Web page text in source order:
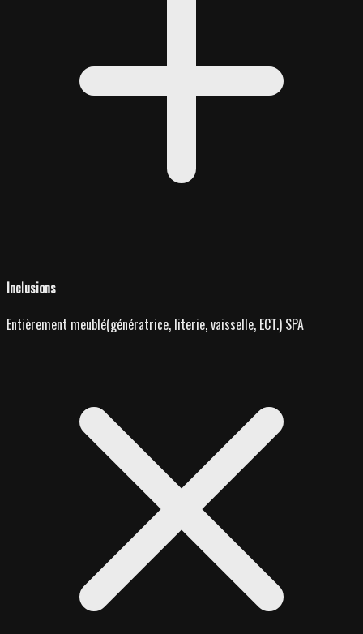
Inclusions
Entièrement meublé(génératrice, literie, vaisselle, ECT.) SPA